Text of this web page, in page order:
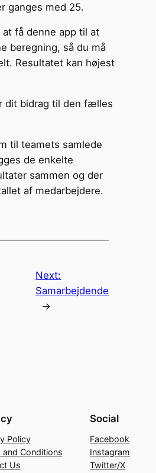
ganges med 25.
få denne app til at
beregning, så du må
Resultatet kan højest
dit bidrag til den fælles
til teamets samlede
de enkelte
sammen og der
af medarbejdere.
Next:
Samarbejdende
→
Policy
and Conditions
Us
Social
Facebook
Instagram
Twitter/X